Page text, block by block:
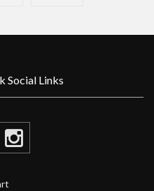
Social Links